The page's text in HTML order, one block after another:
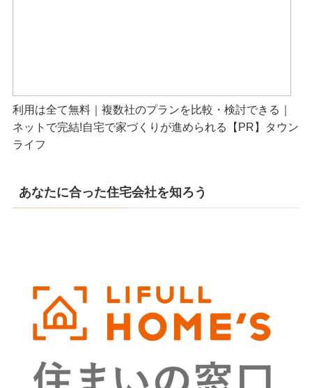
利用は全て無料｜複数社のプランを比較・検討できる｜
ネットで完結!自宅で家づくりが進められる【PR】タウン
ライフ
あなたに合った住宅会社を知ろう